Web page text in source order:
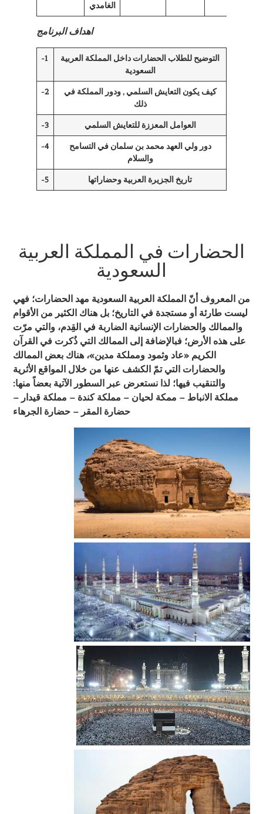
الغامدي
اهداف البرنامج
-1
التوضيح للطلاب الحضارات داخل المملكة العربية
السعودية
-2
كيف يكون التعايش السلمي , ودور المملكة في
ذلك
-3 العوامل المعززة للتعايش السلمي
-4
دور ولي العهد محمد بن سلمان في التسامح
والسلام
-5 تاريخ الجزيرة العربية وحضاراتها
الحضارات في المملكة العربية
السعودية
من المعروف أنّ المملكة العربية السعودية مهد الحضارات؛ فهي
ليست طارئة أو مستجدة في التاريخ؛ بل هناك الكثير من الأقوام
والممالك والحضارات الإنسانية الضاربة في القِدم، والتي مرّت
على هذه الأرض؛ فبالإضافة إلى الممالك التي ذُكرت في القرآن
الكريم «عاد وثمود ومملكة مدين»، هناك بعض الممالك
والحضارات التي تمّ الكشف عنها من خلال المواقع الأثرية
والتنقيب فيها؛ لذا نستعرض عبر السطور الآتية بعضاً منها:
مملكة الانباط – ممكة لحيان – مملكة كندة – مملكة قيدار –
حضارة المقر – حضارة الجرهاء